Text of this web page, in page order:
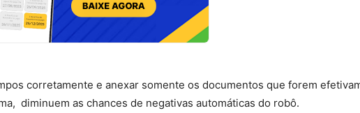
corretamente e anexar somente os documentos que forem
diminuem as chances de negativas automáticas do robô.